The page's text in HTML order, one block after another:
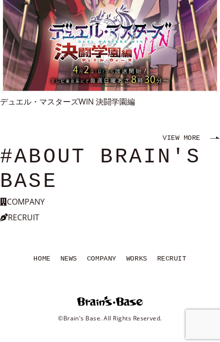
デュエル・マスターズWIN 決闘学園編
VIEW MORE
#ABOUT BRAIN'S
BASE
COMPANY
RECRUIT
HOME NEWS COMPANY WORKS RECRUIT
©Brain's Base. All Rights Reserved.